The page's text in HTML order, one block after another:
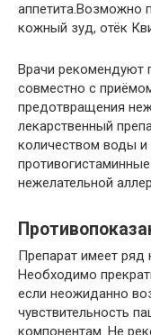
аппетита.Возможно
кожный зуд, отёк
Врачи рекомендуют
совместно с
предотвращения
лекарственный
количеством воды
нежелательной
Препарат имеет ряд
Необходимо
если неожиданно
чувствительность
компонентам. Не